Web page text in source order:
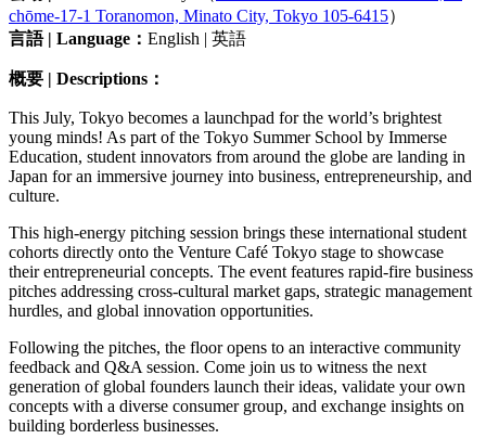
chōme-17-1 Toranomon, Minato City, Tokyo 105-6415）
言語 | Language： English | 英語
概要 | Descriptions：
This July, Tokyo becomes a launchpad for the world’s brightest
young minds! As part of the Tokyo Summer School by Immerse
Education, student innovators from around the globe are landing in
Japan for an immersive journey into business, entrepreneurship, and
culture.
This high-energy pitching session brings these international student
cohorts directly onto the Venture Café Tokyo stage to showcase
their entrepreneurial concepts. The event features rapid-fire business
pitches addressing cross-cultural market gaps, strategic management
hurdles, and global innovation opportunities.
Following the pitches, the floor opens to an interactive community
feedback and Q&A session. Come join us to witness the next
generation of global founders launch their ideas, validate your own
concepts with a diverse consumer group, and exchange insights on
building borderless businesses.